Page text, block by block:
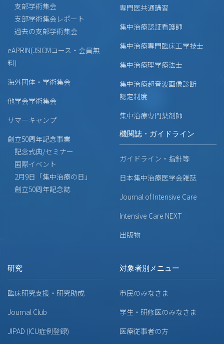
支部学術集会
支部学術集会レポート
過去の支部学術集会
eAPRIN(JSICMコース・会員無
料)
海外団体・学術集会
他学会学術集会
サマーキャンプ
創立50周年記念事業
記念式典/セミナー
国際イベント
2月9日「集中治療の日」
創立50周年記念誌
専門医共通講習
集中治療認証看護師
集中治療専門臨床工学技士
集中治療理学療法士
集中治療超音波画像診断
認定制度
集中治療専門薬剤師
機関誌・ガイドライン
ガイドライン・指針等
日本集中治療医学会雑誌
Journal of Intensive Care
Intensive Care NEXT
出版物
研究
臨床研究支援・研究助成
Journal Club
JIPAD (ICU症例登録)
対象者別メニュー
市民のみなさま
学生・研修医のみなさま
医療従事者の方